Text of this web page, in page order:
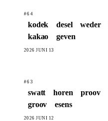
#64
kodek desel weder
kakao
geven
2026 JUNI 13
#63
swatt horen proov
groov
esens
2026 JUNI 12